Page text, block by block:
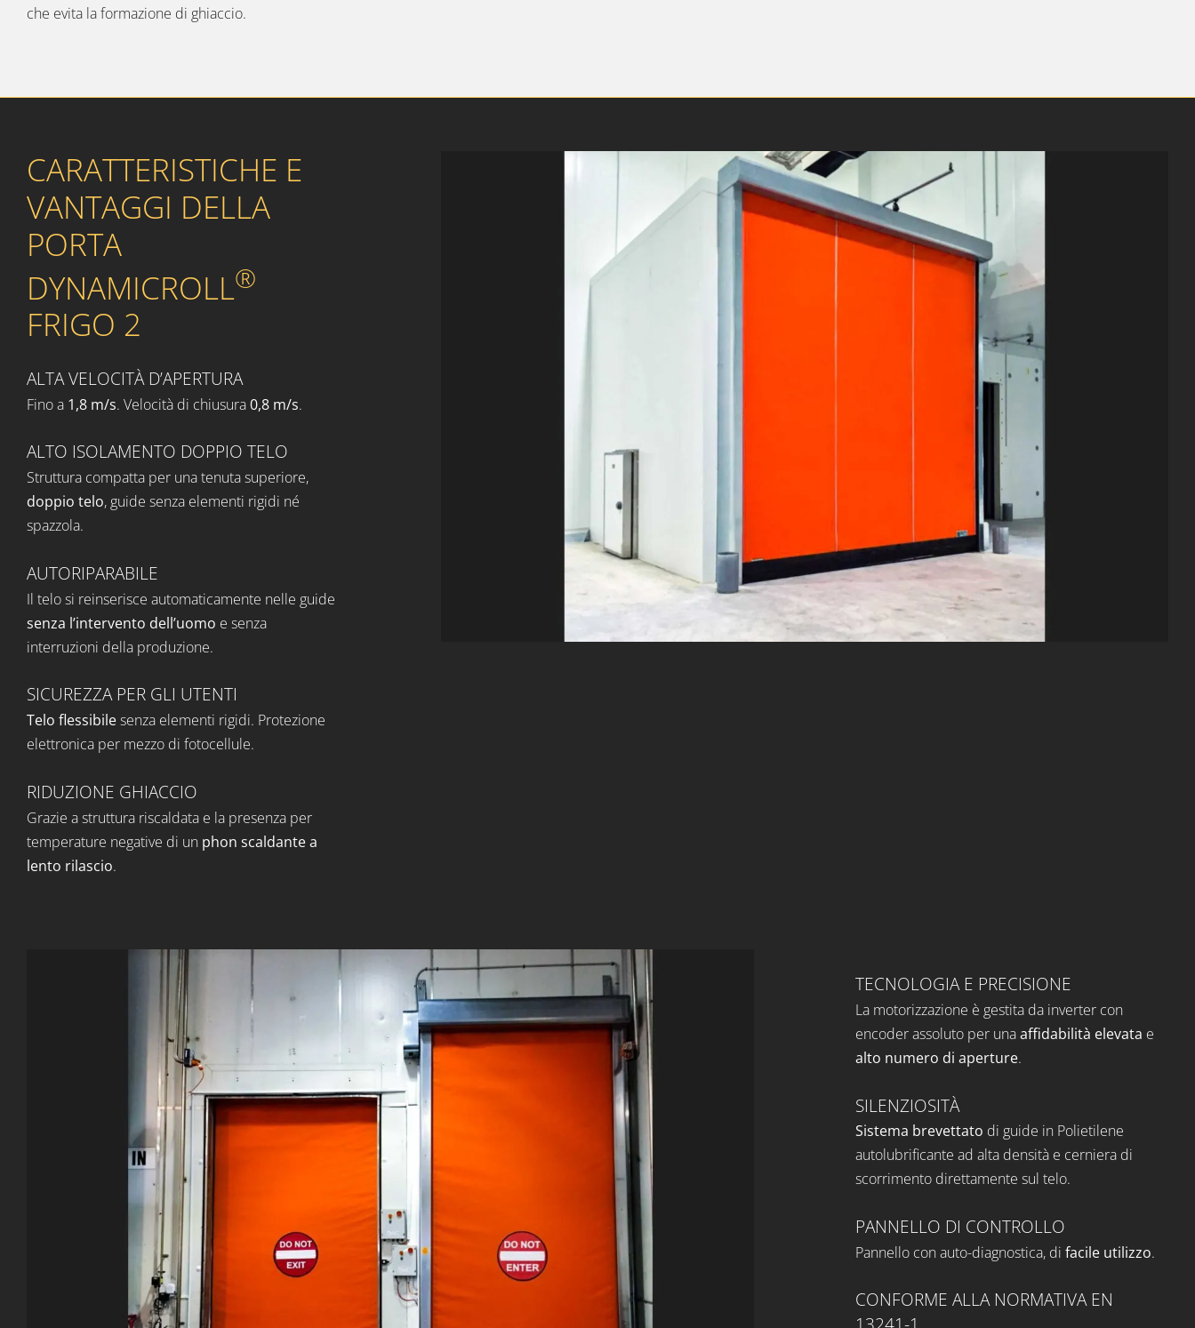
che evita la formazione di ghiaccio.
CARATTERISTICHE E
VANTAGGI DELLA
PORTA
DYNAMICROLL®
FRIGO 2
ALTA VELOCITÀ D’APERTURA
Fino a 1,8 m/s. Velocità di chiusura0,8 m/s.
ALTO ISOLAMENTO DOPPIO TELO
Struttura compatta per una tenuta superiore,
doppio telo, guide senza elementi rigidi né
spazzola.
AUTORIPARABILE
Il telo si reinserisce automaticamente nelle guide
senza l’intervento dell’uomo e senza
interruzioni della produzione.
SICUREZZA PER GLI UTENTI
Telo flessibilesenza elementi rigidi. Protezione
elettronica per mezzo di fotocellule.
RIDUZIONE GHIACCIO
Grazie a struttura riscaldata e la presenza per
temperature negative di un phon scaldante a
lento rilascio.
TECNOLOGIA E PRECISIONE
La motorizzazione è gestita da invertercon
encoderassoluto per unaaffidabilità elevata e
alto numero di aperture.
SILENZIOSITÀ
Sistema brevettato di guide in Polietilene
autolubrificante ad alta densità e cerniera di
scorrimento direttamente sul telo.
PANNELLO DI CONTROLLO
Pannello con auto-diagnostica, di facile utilizzo.
CONFORME ALLA NORMATIVA EN